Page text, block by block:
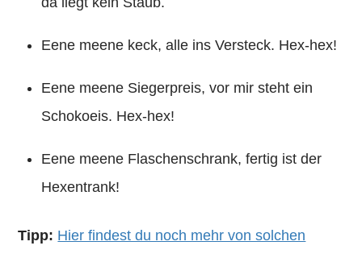
Eene meene keck, alle ins Versteck. Hex-hex!
Eene meene Siegerpreis, vor mir steht ein
Schokoeis. Hex-hex!
Eene meene Flaschenschrank, fertig ist der
Hexentrank!
Tipp: Hier findest du noch mehr von solchen